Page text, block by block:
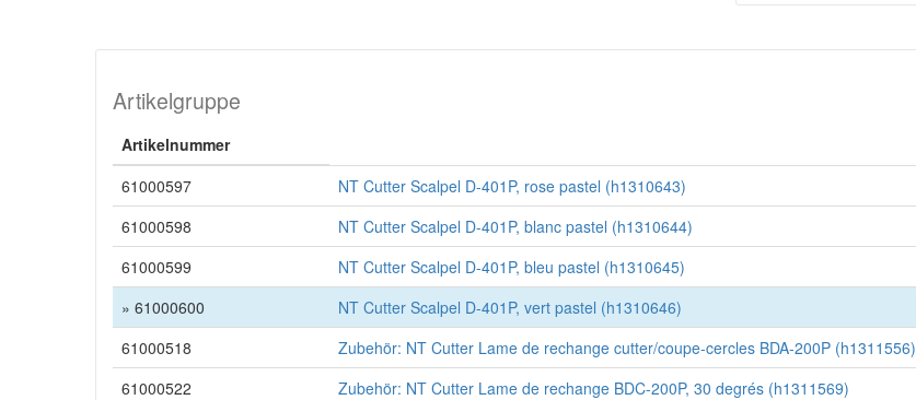
Artikelgruppe
Artikelnummer
61000597
NT Cutter Scalpel D-401P, rose pastel (h1310643)
61000598
NT Cutter Scalpel D-401P, blanc pastel (h1310644)
61000599
NT Cutter Scalpel D-401P, bleu pastel (h1310645)
» 61000600
NT Cutter Scalpel D-401P, vert pastel (h1310646)
61000518
Zubehör: NT Cutter Lame de rechange cutter/coupe-cercles BDA-200P (h1311556)
61000522
Zubehör: NT Cutter Lame de rechange BDC-200P, 30 degrés (h1311569)